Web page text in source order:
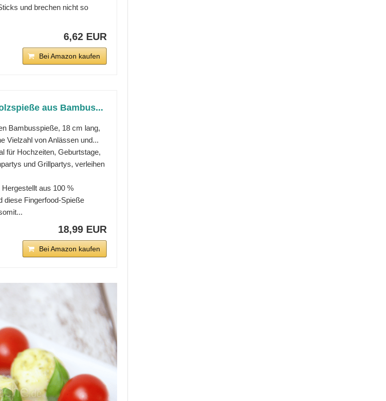
und brechen nicht so
6,62 EUR
Bei Amazon kaufen
aus Bambus...
Bambusspieße, 18 cm lang,
Vielzahl von Anlässen und...
für Hochzeiten, Geburtstage,
und Grillpartys, verleihen
aus 100 %
diese Fingerfood-Spieße
18,99 EUR
Bei Amazon kaufen